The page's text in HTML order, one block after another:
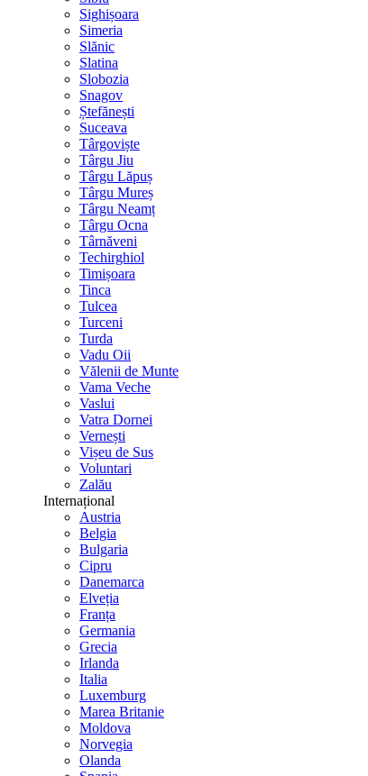
Sighișoara
Simeria
Slănic
Slatina
Slobozia
Snagov
Ștefănești
Suceava
Târgoviște
Târgu Jiu
Târgu Lăpuș
Târgu Mureș
Târgu Neamț
Târgu Ocna
Târnăveni
Techirghiol
Timișoara
Tinca
Tulcea
Turceni
Turda
Vadu Oii
Vălenii de Munte
Vama Veche
Vaslui
Vatra Dornei
Vernești
Vișeu de Sus
Voluntari
Zalău
Internațional
Austria
Belgia
Bulgaria
Cipru
Danemarca
Elveția
Franța
Germania
Grecia
Irlanda
Italia
Luxemburg
Marea Britanie
Moldova
Norvegia
Olanda